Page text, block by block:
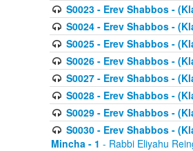
S0023 - Erev Shabbos -
S0024 - Erev Shabbos -
S0025 - Erev Shabbos -
S0026 - Erev Shabbos -
S0027 - Erev Shabbos -
S0028 - Erev Shabbos -
S0029 - Erev Shabbos -
S0030 - Erev Shabbos -
Mincha - 1 - Rabbi Eliyahu